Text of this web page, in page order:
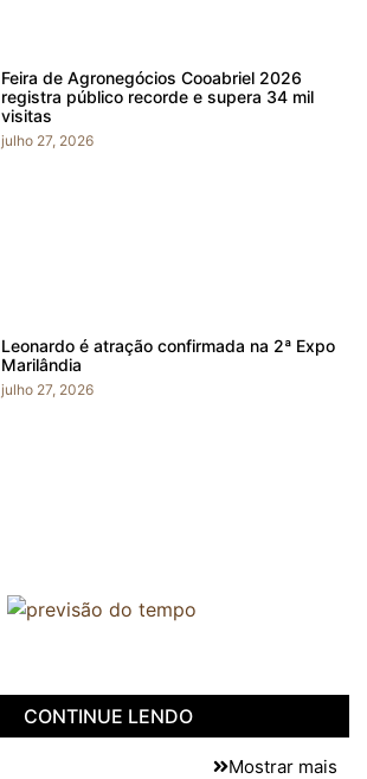
Feira de Agronegócios Cooabriel 2026
registra público recorde e supera 34 mil
visitas
julho 27, 2026
Leonardo é atração confirmada na 2ª Expo
Marilândia
julho 27, 2026
CONTINUE LENDO
Mostrar mais